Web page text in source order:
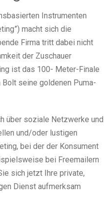
Instrumenten
macht sich die
Firma tritt dabei nicht
der Zuschauer
ist das 100- Meter-Finale
seine goldenen Puma-
über soziale Netzwerke und
und/oder lustigen
bei der der Konsument
bei Freemailern
sich jetzt Ihre private,
Dienst aufmerksam